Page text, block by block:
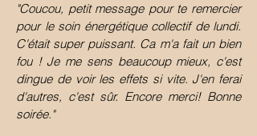
"Coucou, petit message pour te remercier
pour le soin énergétique collectif de lundi.
C'était super puissant. Ca m'a fait un bien
fou ! Je me sens beaucoup mieux, c'est
dingue de voir les effets si vite. J'en ferai
d'autres, c'est sûr. Encore merci! Bonne
soirée."